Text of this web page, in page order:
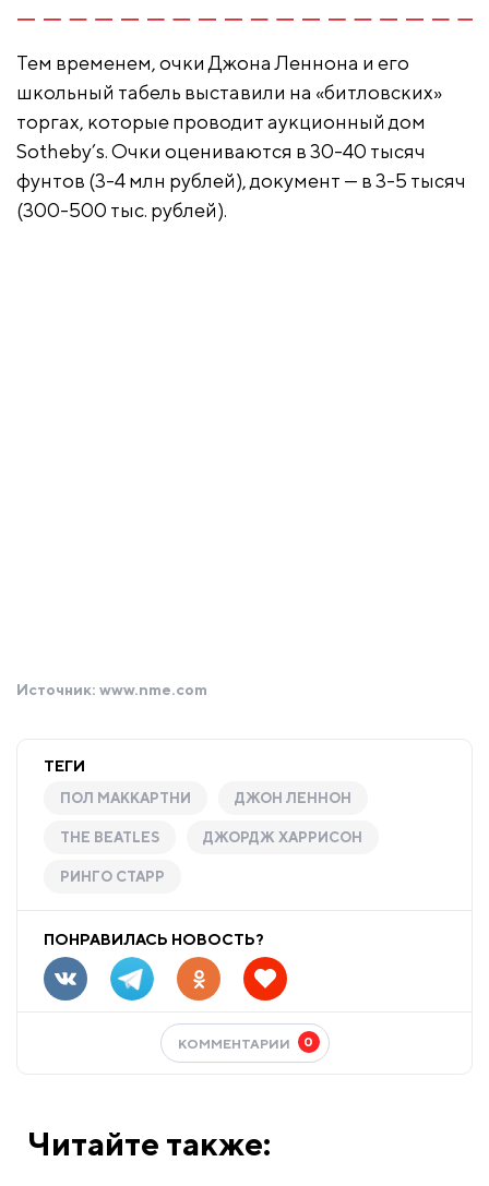
Тем временем, очки Джона Леннона и его
школьный табель выставили на «битловских»
торгах, которые проводит аукционный дом
Sotheby’s. Очки оцениваются в 30-40 тысяч
фунтов (3-4 млн рублей), документ — в 3-5 тысяч
(300-500 тыс. рублей).
Источник: www.nme.com
ТЕГИ
ПОЛ МАККАРТНИ ДЖОН ЛЕННОН
THE BEATLES ДЖОРДЖ ХАРРИСОН
РИНГО СТАРР
ПОНРАВИЛАСЬ НОВОСТЬ?
КОММЕНТАРИИ 0
Читайте также: